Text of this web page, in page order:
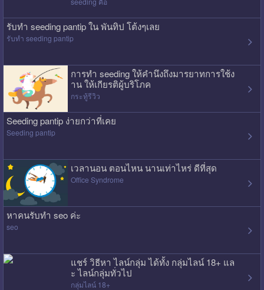
รับทำ seeding pantip ใน พันทิป โต้งๆเลย
รับทำ seeding pantip
การทำ seeding ให้คำนึงถึงมารยาทการใช้ง
าน ให้เกียรติผู้บริโภค
กระทู้รีวิว
Seeding pantip ง่ายกว่าที่เคย
Seeding pantip
เวลานอน ตอนไหน นานเท่าไหร่ ดีที่สุด
Office Syndrome
หาคนรับทำ seo ค่ะ
seo
แชร์ วิธีหา ไลน์กลุ่ม ได้ทั้ง กลุ่มไลน์ 18+ แล
ะ ไลน์กลุ่มทั่วไป
กลุ่มไลน์ 18+